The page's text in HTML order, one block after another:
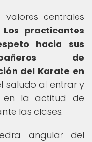
centrales
Los practicantes
hacia sus
de
del Karate en
saludo al entrar y
en la actitud de
las clases.
angular del